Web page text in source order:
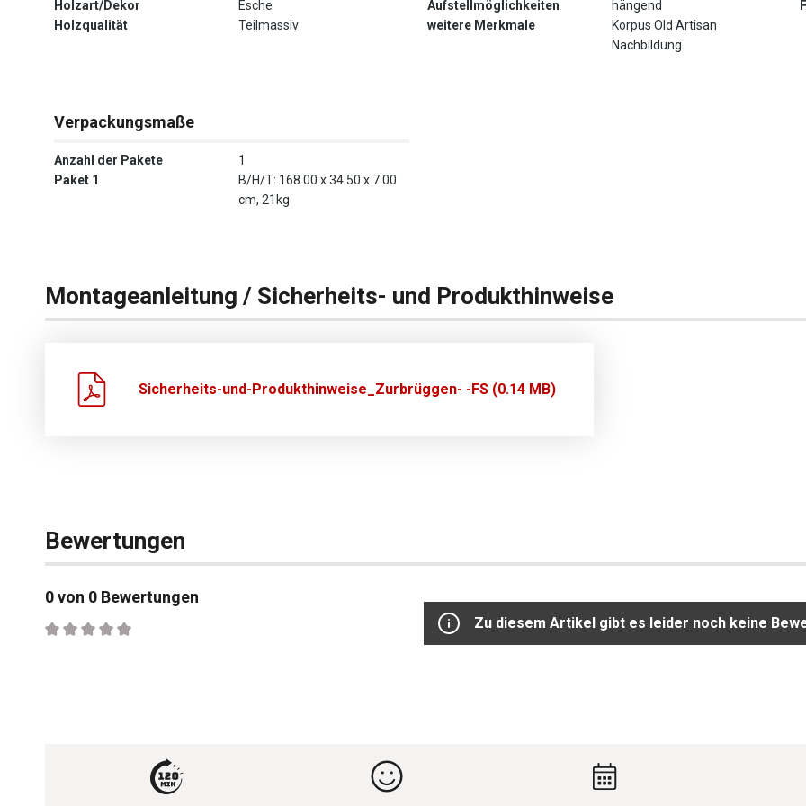
Holzart/Dekor
Esche
Holzqualität
Teilmassiv
Aufstellmöglichkeiten
hängend
weitere Merkmale
Korpus Old Artisan
Nachbildung
Verpackungsmaße
Anzahl der Pakete
1
Paket 1
B/H/T: 168.00 x 34.50 x 7.00
cm, 21kg
Montageanleitung / Sicherheits- und Produkthinweise
Sicherheits-und-Produkthinweise_Zurbrüggen- -FS (0.14 MB)
Bewertungen
0 von 0 Bewertungen
Durchschnittliche Bewertung von 0 von 5 Sternen
Zu diesem Artikel gibt es leider noch keine